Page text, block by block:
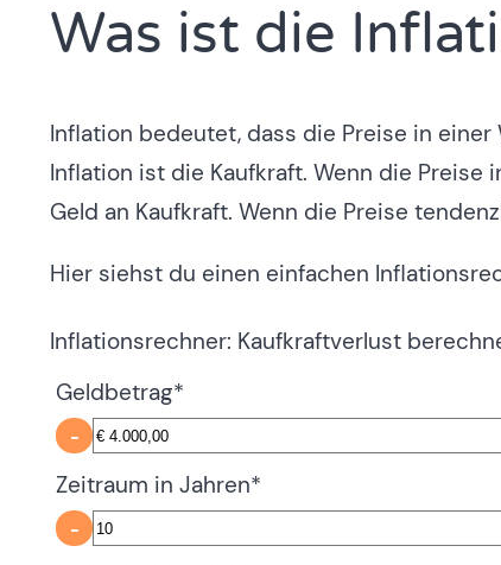
Was ist die
Inflation bedeutet, dass die Preise in
Inflation ist die Kaufkraft. Wenn die Preise
Geld an Kaufkraft. Wenn die Preise
Hier siehst du einen einfachen
Inflationsrechner: Kaufkraftverlust
Geldbetrag*
-
Zeitraum in Jahren*
-